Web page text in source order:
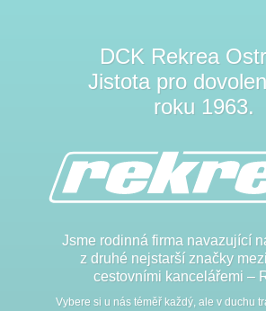
DCK Rekrea
Jistota pro
roku 1963.
Jsme rodinná firma navazující
z druhé nejstarší značky
cestovními kancelářemi –
Vybere si u nás téměř každý, ale v duchu